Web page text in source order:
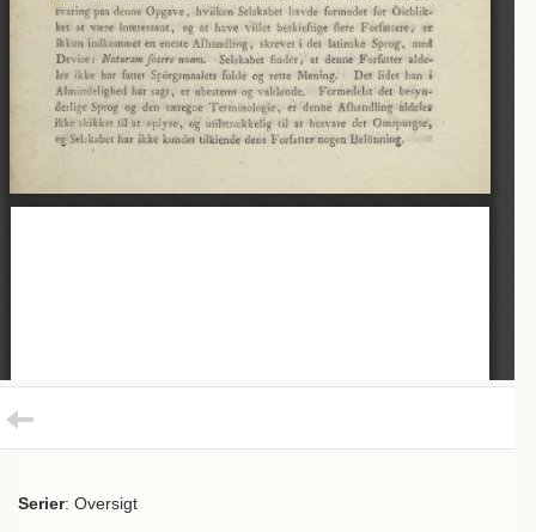
Serier: Oversigt